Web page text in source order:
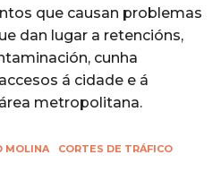
que causan problemas
dan lugar a retencións,
cunha
á cidade e á
metropolitana.
MOLINA
CORTES DE TRÁFICO